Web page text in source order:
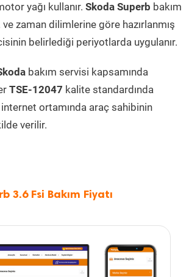
yağı kullanır. Skoda Superb bakım
zaman dilimlerine göre hazırlanmış
belirlediği periyotlarda uygulanır.
bakım servisi kapsamında
TSE-12047 kalite standardında
internet ortamında araç sahibinin
verilir.
3.6 Fsi Bakım Fiyatı